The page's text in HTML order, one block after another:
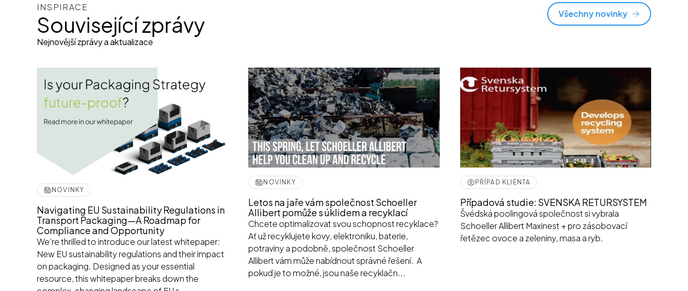
INSPIRACE
Související zprávy
Nejnovější zprávy a aktualizace
Všechny novinky
NOVINKY
Navigating EU Sustainability Regulations in
Transport Packaging—A Roadmap for
Compliance and Opportunity
We’re thrilled to introduce our latest whitepaper:
New EU sustainability regulations and their impact
on packaging. Designed as your essential
resource, this whitepaper breaks down the
NOVINKY
Letos na jaře vám společnost Schoeller
Allibert pomůže s úklidem a recyklací
Chcete optimalizovat svou schopnost recyklace?
Ať už recyklujete kovy, elektroniku, baterie,
potraviny a podobně, společnost Schoeller
Allibert vám může nabídnout správné řešení. A
pokud je to možné, jsou naše recyklačn...
PŘÍPAD KLIENTA
Případová studie: SVENSKA RETURSYSTEM
Švédská poolingová společnost si vybrala
Schoeller Allibert Maxinest + pro zásobovací
řetězec ovoce a zeleniny, masa a ryb.